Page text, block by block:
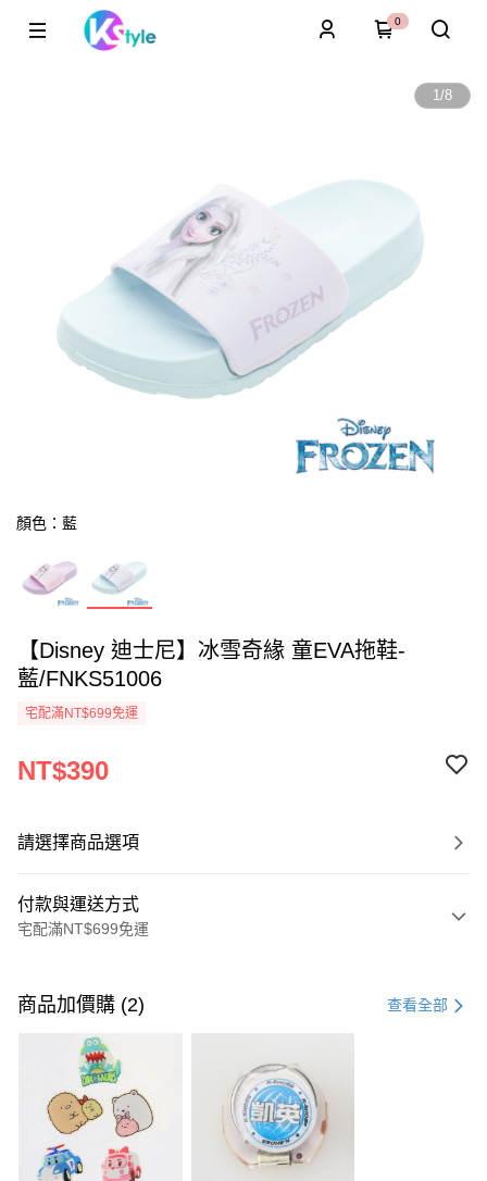
0
1/8
顏色：藍
【Disney 迪士尼】冰雪奇緣 童EVA拖鞋-
藍/FNKS51006
宅配滿NT$699免運
NT$390
請選擇商品選項
付款與運送方式
宅配滿NT$699免運
信用卡一次付款
Apple Pay
街口支付
全盈+PAY
商品加價購 (2) 查看全部